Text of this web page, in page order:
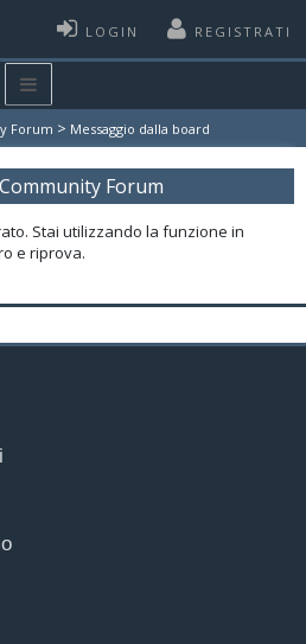
LOGIN REGISTRATI
Forum > Messaggio dalla board
Forum
Stai utilizzando la funzione in
e riprova.